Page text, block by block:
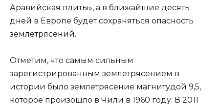
Аравийская плиты», а в ближайшие десять
дней в Европе будет сохраняться опасность
землетрясений.
Отметим, что самым сильным
зарегистрированным землетрясением в
истории было землетрясение магнитудой 9,5,
которое произошло в Чили в 1960 году. В 2011